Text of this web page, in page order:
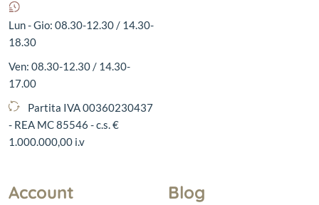
Lun - Gio: 08.30-12.30 / 14.30-
18.30
Ven: 08.30-12.30 / 14.30-
17.00
Partita IVA 00360230437
- REA MC 85546 - c.s. €
1.000.000,00 i.v
Account Blog